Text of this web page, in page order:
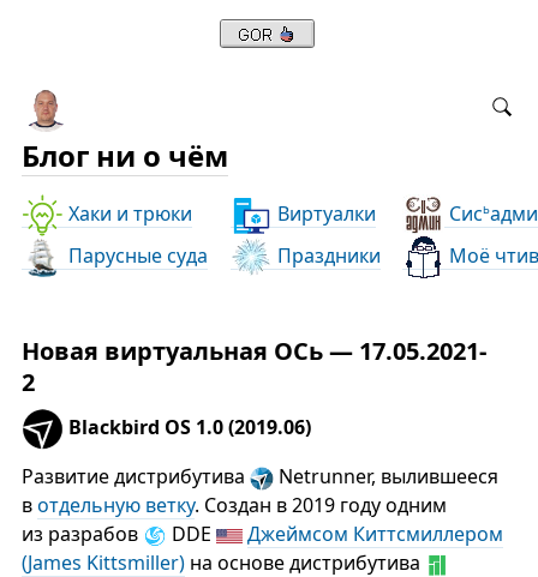
Блог ни о чём
Хаки и трюки Виртуалки Сись
Парусные суда
Праздники Моё
Новая виртуальная ОСь — 17.05.2021-
2
Blackbird OS 1.0 (2019.06)
Развитие дистрибутива
Netrunner, вылившееся
вотдельную ветку. Создан в 2019 году одним
из разрабов
DDE
Джеймсом Киттсмиллером
(James Kittsmiller)на основе дистрибутива